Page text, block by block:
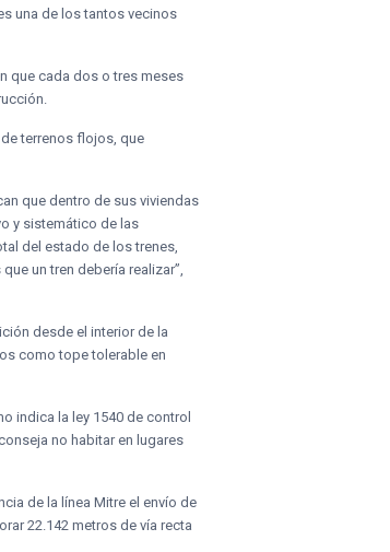
una de los tantos vecinos
que cada dos o tres meses
terrenos flojos, que
que dentro de sus viviendas
y sistemático de las
del estado de los trenes,
un tren debería realizar”,
desde el interior de la
como tope tolerable en
indica la ley 1540 de control
no habitar en lugares
de la línea Mitre el envío de
22.142 metros de vía recta